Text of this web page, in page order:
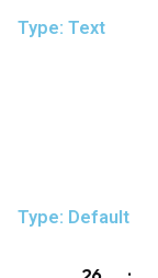
Type: Text
Type: Default